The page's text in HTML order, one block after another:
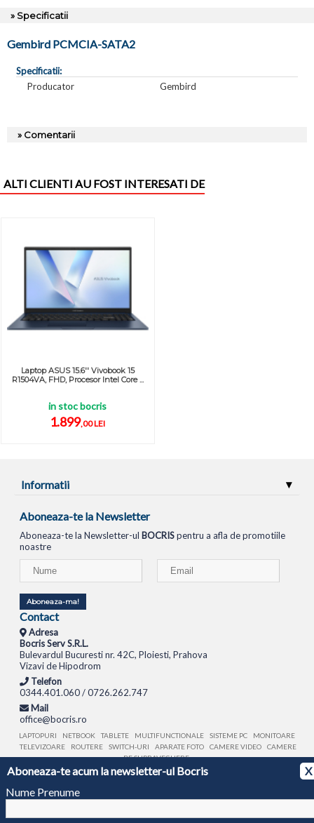
Aboneaza-te acum la newsletter-ul Bocris
X
Nume Prenume
» Specificatii
Gembird PCMCIA-SATA2
Specificatii:
Producator
Gembird
» Comentarii
ALTI CLIENTI AU FOST INTERESATI DE
Laptop ASUS 15.6'' Vivobook 15
R1504VA, FHD, Procesor Intel Core ...
in stoc bocris
1.899,00 LEI
Informatii
Aboneaza-te la Newsletter
Aboneaza-te la Newsletter-ul BOCRISpentru a afla de promotiile
noastre
Aboneaza-ma!
Contact
Adresa
Bocris Serv S.R.L.
Bulevardul Bucuresti nr. 42C, Ploiesti, Prahova
Vizavi de Hipodrom
Telefon
0344.401.060 / 0726.262.747
Mail
office@bocris.ro
LAPTOPURI NETBOOK TABLETE MULTIFUNCTIONALE SISTEME PC
MONITOARE
TELEVIZOARE
ROUTERE SWITCH-URI APARATE FOTO CAMERE VIDEO
CAMERE
DE SUPRAVEGHERE
© 1994 - 2026 BOCRIS SERV S.R.L. | CUI: RO6260085, REG. COM.: J29/2413/1994